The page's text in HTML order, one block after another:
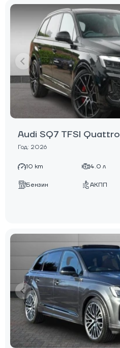
Audi SQ7 TFSI Quattro
Год: 2026
10 km 4.0 л
Бензин АКПП